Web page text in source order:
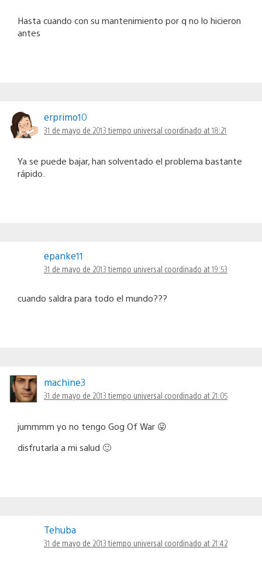
Hasta cuando con su mantenimiento por q no lo hicieron
antes
erprimo10
31 de mayo de 2013 tiempo universal coordinado at 18:21
Ya se puede bajar, han solventado el problema bastante
rápido.
epanke11
31 de mayo de 2013 tiempo universal coordinado at 19:53
cuando saldra para todo el mundo???
machine3
31 de mayo de 2013 tiempo universal coordinado at 21:05
jummmm yo no tengo Gog Of War 😛
disfrutarla a mi salud 🙂
Tehuba
31 de mayo de 2013 tiempo universal coordinado at 21:42